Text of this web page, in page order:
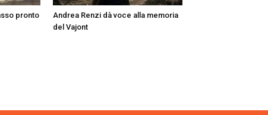
pronto
Andrea Renzi dà voce alla memoria
del Vajont